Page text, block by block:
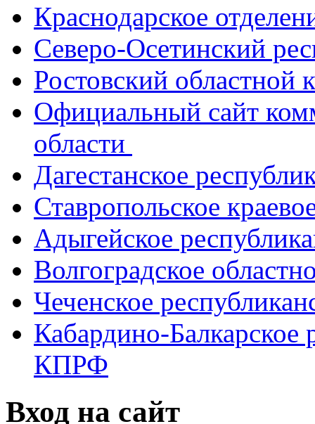
Краснодарское
Северо-Осетинский
Ростовский
Официальный сайт
области
Дагестанское
Ставропольское
Адыгейское
Волгоградское
Чеченское
Кабардино-Балкарское
КПРФ
Вход на сайт